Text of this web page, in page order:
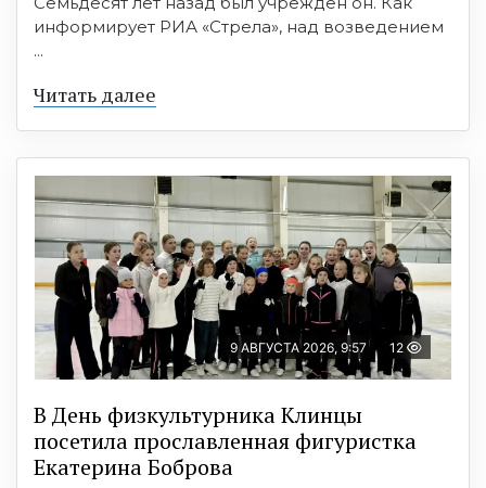
информирует РИА «Стрела», над возведением
...
Читать далее
9 АВГУСТА 2026, 9:57 12
В День физкультурника Клинцы
посетила прославленная фигуристка
Екатерина Боброва